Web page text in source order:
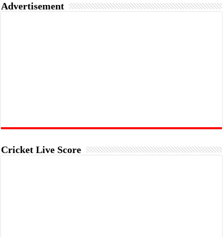
Advertisement
Cricket Live Score